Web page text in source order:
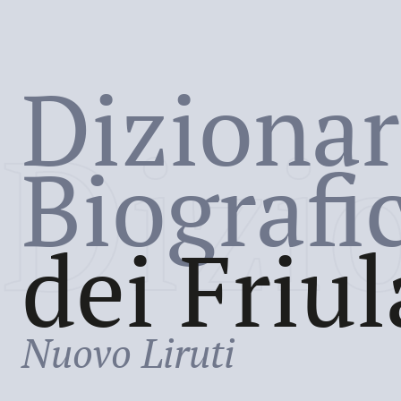
dei
Nuovo Liruti